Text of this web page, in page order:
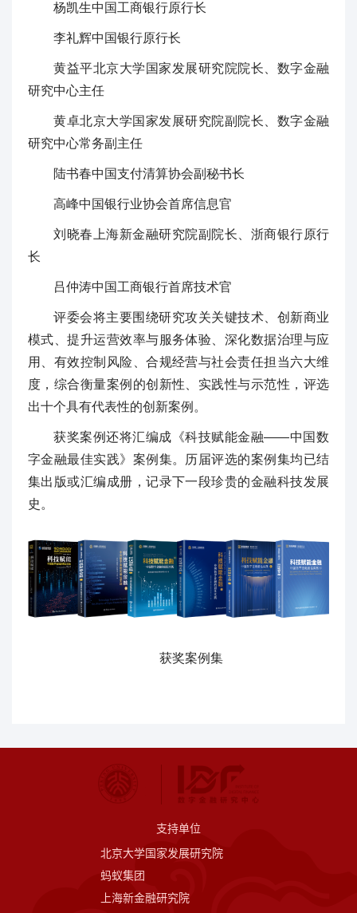
杨凯生中国工商银行原行长
李礼辉中国银行原行长
黄益平北京大学国家发展研究院院长、数字金融
研究中心主任
黄卓北京大学国家发展研究院副院长、数字金融
研究中心常务副主任
陆书春中国支付清算协会副秘书长
高峰中国银行业协会首席信息官
刘晓春上海新金融研究院副院长、浙商银行原行
长
吕仲涛中国工商银行首席技术官
评委会将主要围绕研究攻关关键技术、创新商业
模式、提升运营效率与服务体验、深化数据治理与应
用、有效控制风险、合规经营与社会责任担当六大维
度，综合衡量案例的创新性、实践性与示范性，评选
出十个具有代表性的创新案例。
获奖案例还将汇编成《科技赋能金融——中国数
字金融最佳实践》案例集。历届评选的案例集均已结
集出版或汇编成册，记录下一段珍贵的金融科技发展
史。
获奖案例集
支持单位
北京大学国家发展研究院
蚂蚁集团
上海新金融研究院